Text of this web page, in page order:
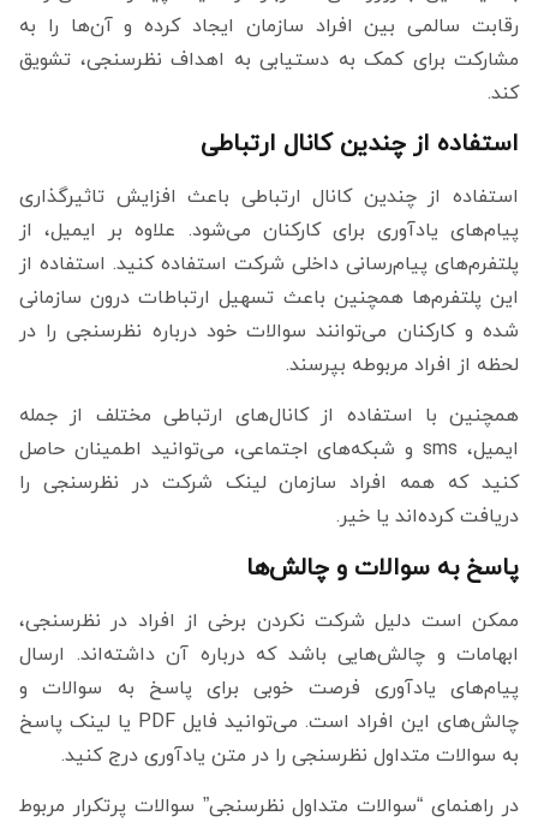
رقابت سالمی بین افراد سازمان ایجاد کرده و آن‌ها را به
مشارکت برای کمک به دستیابی به اهداف نظرسنجی، تشویق
کند.
استفاده از چندین کانال ارتباطی
استفاده از چندین کانال ارتباطی باعث افزایش تاثیرگذاری
پیام‌های یادآوری برای کارکنان می‌شود. علاوه بر ایمیل، از
پلتفرم‌های پیام‌رسانی داخلی شرکت استفاده کنید. استفاده از
این پلتفرم‌ها همچنین باعث تسهیل ارتباطات درون سازمانی
شده و کارکنان می‌توانند سوالات خود درباره نظرسنجی را در
لحظه از افراد مربوطه بپرسند.
همچنین با استفاده از کانال‌های ارتباطی مختلف از جمله
ایمیل، sms و شبکه‌های اجتماعی، می‌توانید اطمینان حاصل
کنید که همه افراد سازمان لینک شرکت در نظرسنجی را
دریافت کرده‌اند یا خیر.
پاسخ به سوالات و چالش‌ها
ممکن است دلیل شرکت نکردن برخی از افراد در نظرسنجی،
ابهامات و چالش‌هایی باشد که درباره آن داشته‌اند. ارسال
پیام‌های یادآوری فرصت خوبی برای پاسخ به سوالات و
چالش‌های این افراد است. می‌توانید فایل PDF یا لینک پاسخ
به سوالات متداول نظرسنجی را در متن یادآوری درج کنید.
در راهنمای “سوالات متداول نظرسنجی” سوالات پرتکرار مربوط